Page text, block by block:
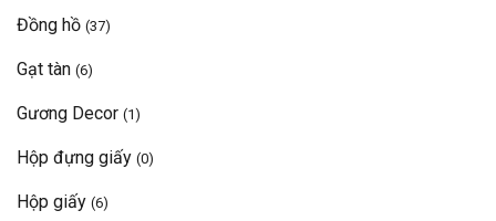
Đồng hồ (37)
Gạt tàn (6)
Gương Decor (1)
Hộp đựng giấy (0)
Hộp giấy (6)